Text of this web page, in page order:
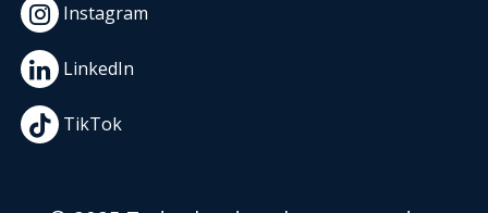
Instagram
LinkedIn
TikTok